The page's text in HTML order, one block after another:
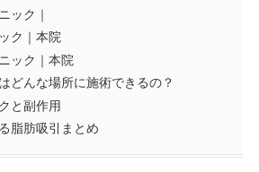
ック｜
ク｜本院
ック｜本院
どんな場所に施術できるの？
と副作用
脂肪吸引まとめ